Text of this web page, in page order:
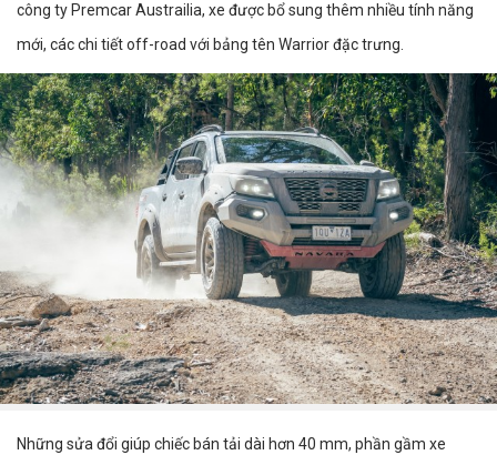
công ty Premcar Austrailia, xe được bổ sung thêm nhiều tính năng
mới, các chi tiết off-road với bảng tên Warrior đặc trưng.
Những sửa đổi giúp chiếc bán tải dài hơn 40 mm, phần gầm xe